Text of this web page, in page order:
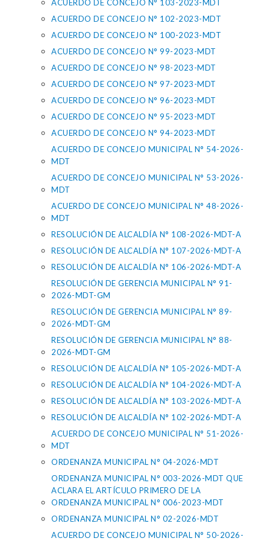
ACUERDO DE CONCEJO N° 103-2023-MDT
ACUERDO DE CONCEJO N° 102-2023-MDT
ACUERDO DE CONCEJO N° 100-2023-MDT
ACUERDO DE CONCEJO N° 99-2023-MDT
ACUERDO DE CONCEJO N° 98-2023-MDT
ACUERDO DE CONCEJO N° 97-2023-MDT
ACUERDO DE CONCEJO N° 96-2023-MDT
ACUERDO DE CONCEJO N° 95-2023-MDT
ACUERDO DE CONCEJO N° 94-2023-MDT
ACUERDO DE CONCEJO MUNICIPAL N° 54-2026-
MDT
ACUERDO DE CONCEJO MUNICIPAL N° 53-2026-
MDT
ACUERDO DE CONCEJO MUNICIPAL N° 48-2026-
MDT
RESOLUCIÓN DE ALCALDÍA N° 108-2026-MDT-A
RESOLUCIÓN DE ALCALDÍA N° 107-2026-MDT-A
RESOLUCIÓN DE ALCALDÍA N° 106-2026-MDT-A
RESOLUCIÓN DE GERENCIA MUNICIPAL N° 91-
2026-MDT-GM
RESOLUCIÓN DE GERENCIA MUNICIPAL N° 89-
2026-MDT-GM
RESOLUCIÓN DE GERENCIA MUNICIPAL N° 88-
2026-MDT-GM
RESOLUCIÓN DE ALCALDÍA N° 105-2026-MDT-A
RESOLUCIÓN DE ALCALDÍA N° 104-2026-MDT-A
RESOLUCIÓN DE ALCALDÍA N° 103-2026-MDT-A
RESOLUCIÓN DE ALCALDÍA N° 102-2026-MDT-A
ACUERDO DE CONCEJO MUNICIPAL N° 51-2026-
MDT
ORDENANZA MUNICIPAL N° 04-2026-MDT
ORDENANZA MUNICIPAL N° 003-2026-MDT QUE
ACLARA EL ARTÍCULO PRIMERO DE LA
ORDENANZA MUNICIPAL N° 006-2023-MDT
ORDENANZA MUNICIPAL N° 02-2026-MDT
ACUERDO DE CONCEJO MUNICIPAL N° 50-2026-